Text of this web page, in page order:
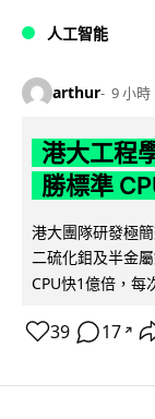
人工智能
arthur 9 小時
港大工程
勝標準
港大團隊研發極
二硫化鉬及半金
CPU快1億倍，每
39 17 ↗